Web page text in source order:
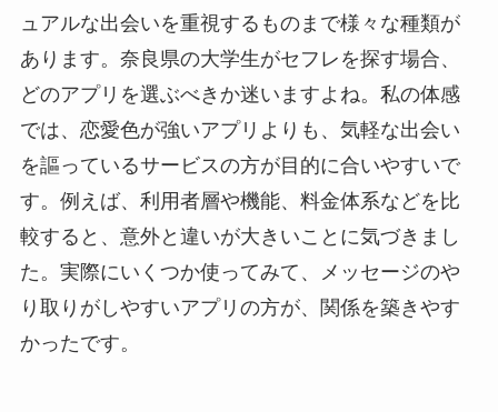
ュアルな出会いを重視するものまで様々な種類が
あります。奈良県の大学生がセフレを探す場合、
どのアプリを選ぶべきか迷いますよね。私の体感
では、恋愛色が強いアプリよりも、気軽な出会い
を謳っているサービスの方が目的に合いやすいで
す。例えば、利用者層や機能、料金体系などを比
較すると、意外と違いが大きいことに気づきまし
た。実際にいくつか使ってみて、メッセージのや
り取りがしやすいアプリの方が、関係を築きやす
かったです。